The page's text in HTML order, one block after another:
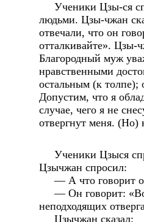
Ученики Цзы-ся
людьми. Цзы-чжан
отвечали, что он
отталкивайте». Цзы-
Благородный муж
нравственными
остальным (к
Допустим, что я
случае, чего я не
отвергнут меня. (Но)
Ученики Цзыся
Цзычжан спросил:
— А что говорит
— Он говорит:
неподходящих
Цзычжан сказал: